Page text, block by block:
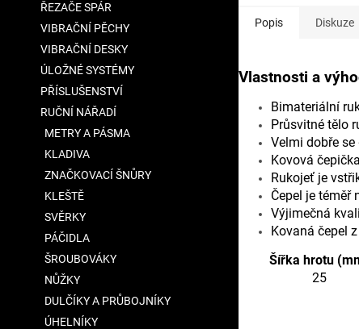
ŘEZAČE SPÁR
VIBRAČNÍ PĚCHY
VIBRAČNÍ DESKY
ÚLOŽNÉ SYSTÉMY
PŘÍSLUŠENSTVÍ
RUČNÍ NÁŘADÍ
METRY A PÁSMA
KLADIVA
ZNAČKOVACÍ ŠNŮRY
KLEŠTĚ
SVĚRKY
PÁČIDLA
ŠROUBOVÁKY
NŮŽKY
DULČÍKY A PRŮBOJNÍKY
ÚHELNÍKY
Popis Diskuze
Vlastnosti a
Bimateriální
Průsvitné tělo
Velmi dobře se
Kovová
Rukojeť je
Čepel je téměř
Výjimečná
Kovaná čepel
Šířka hrotu
25